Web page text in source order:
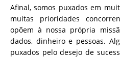
Afinal, somos puxados em
muitas prioridades
opõem à nossa própria
dados, dinheiro e pessoas.
puxados pelo desejo de